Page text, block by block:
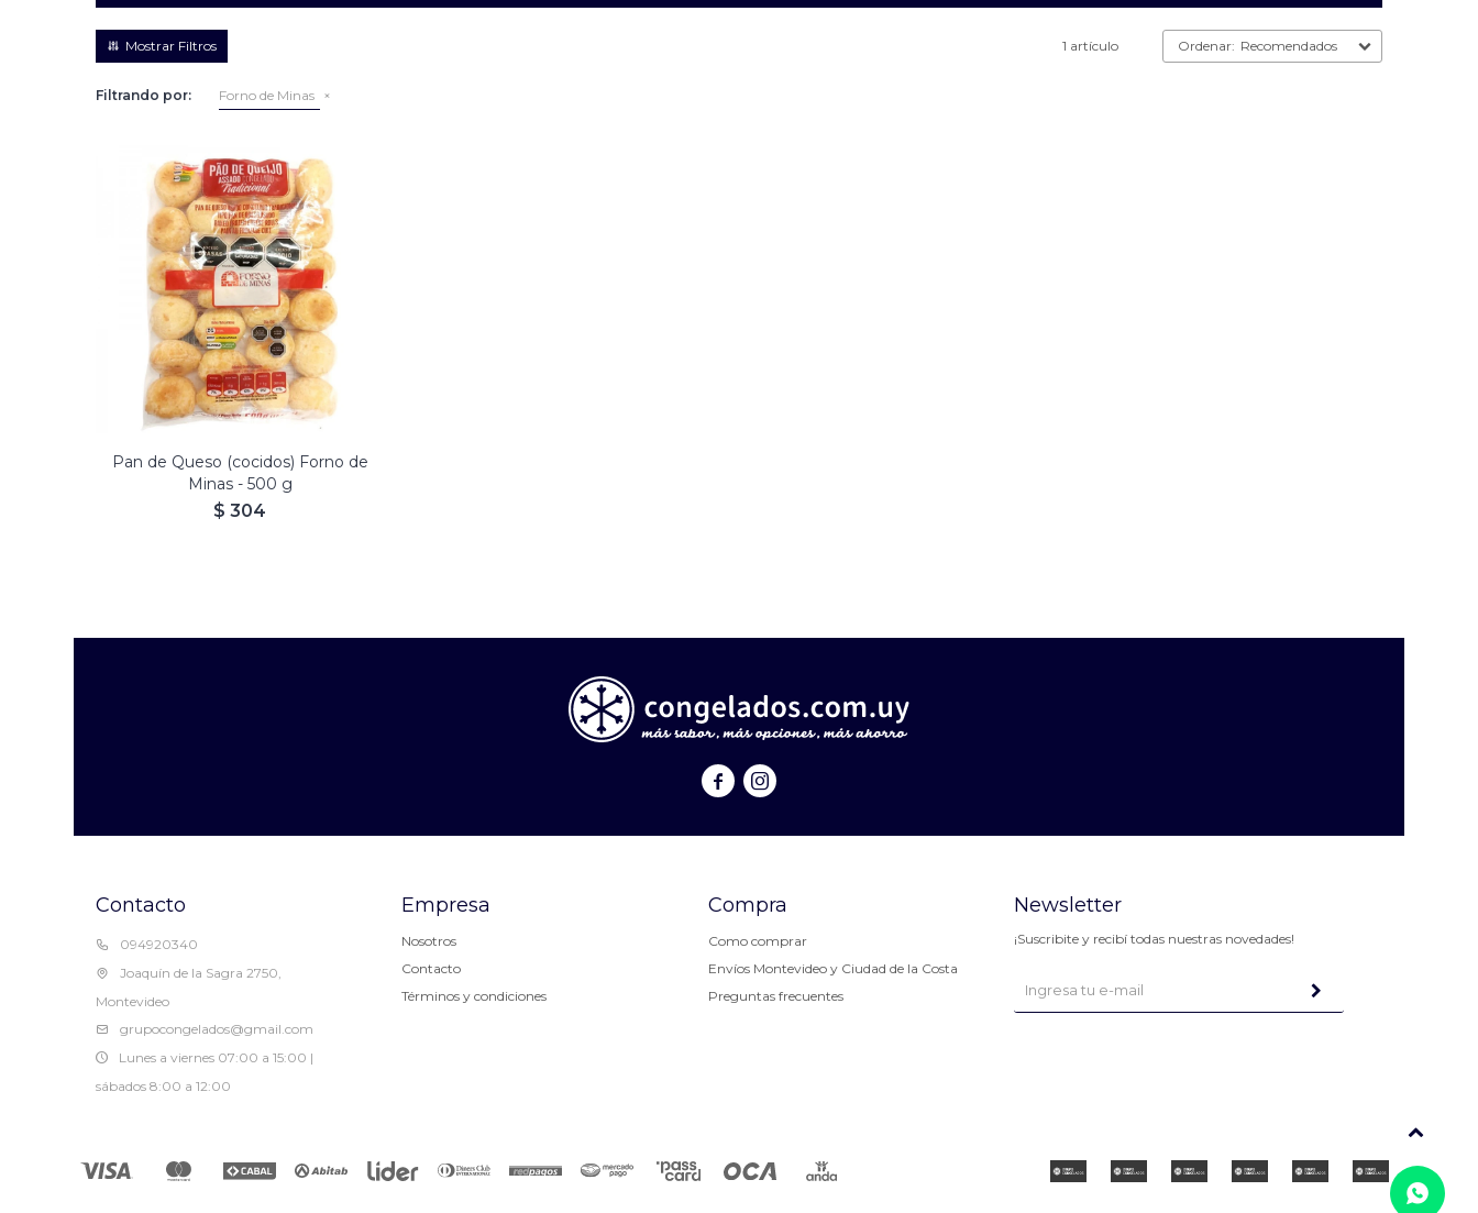
1 artículo Recomendados
Filtrando por: Forno de Minas
Pan de Queso (cocidos) Forno de
Minas - 500 g
$ 304
 
Contacto
094920340
Joaquín de la Sagra 2750,
Montevideo
grupocongelados@gmail.com
Lunes a viernes 07:00 a 15:00 |
sábados 8:00 a 12:00
Empresa
Nosotros
Contacto
Términos y condiciones
Compra
Como comprar
Envíos Montevideo y Ciudad de la Costa
Preguntas frecuentes
Newsletter
¡Suscribite y recibí todas nuestras novedades!